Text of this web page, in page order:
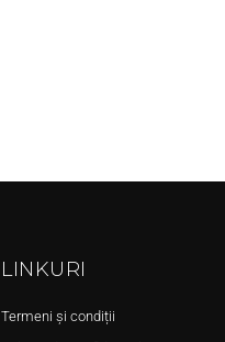
LINKURI
Termeni și condiții